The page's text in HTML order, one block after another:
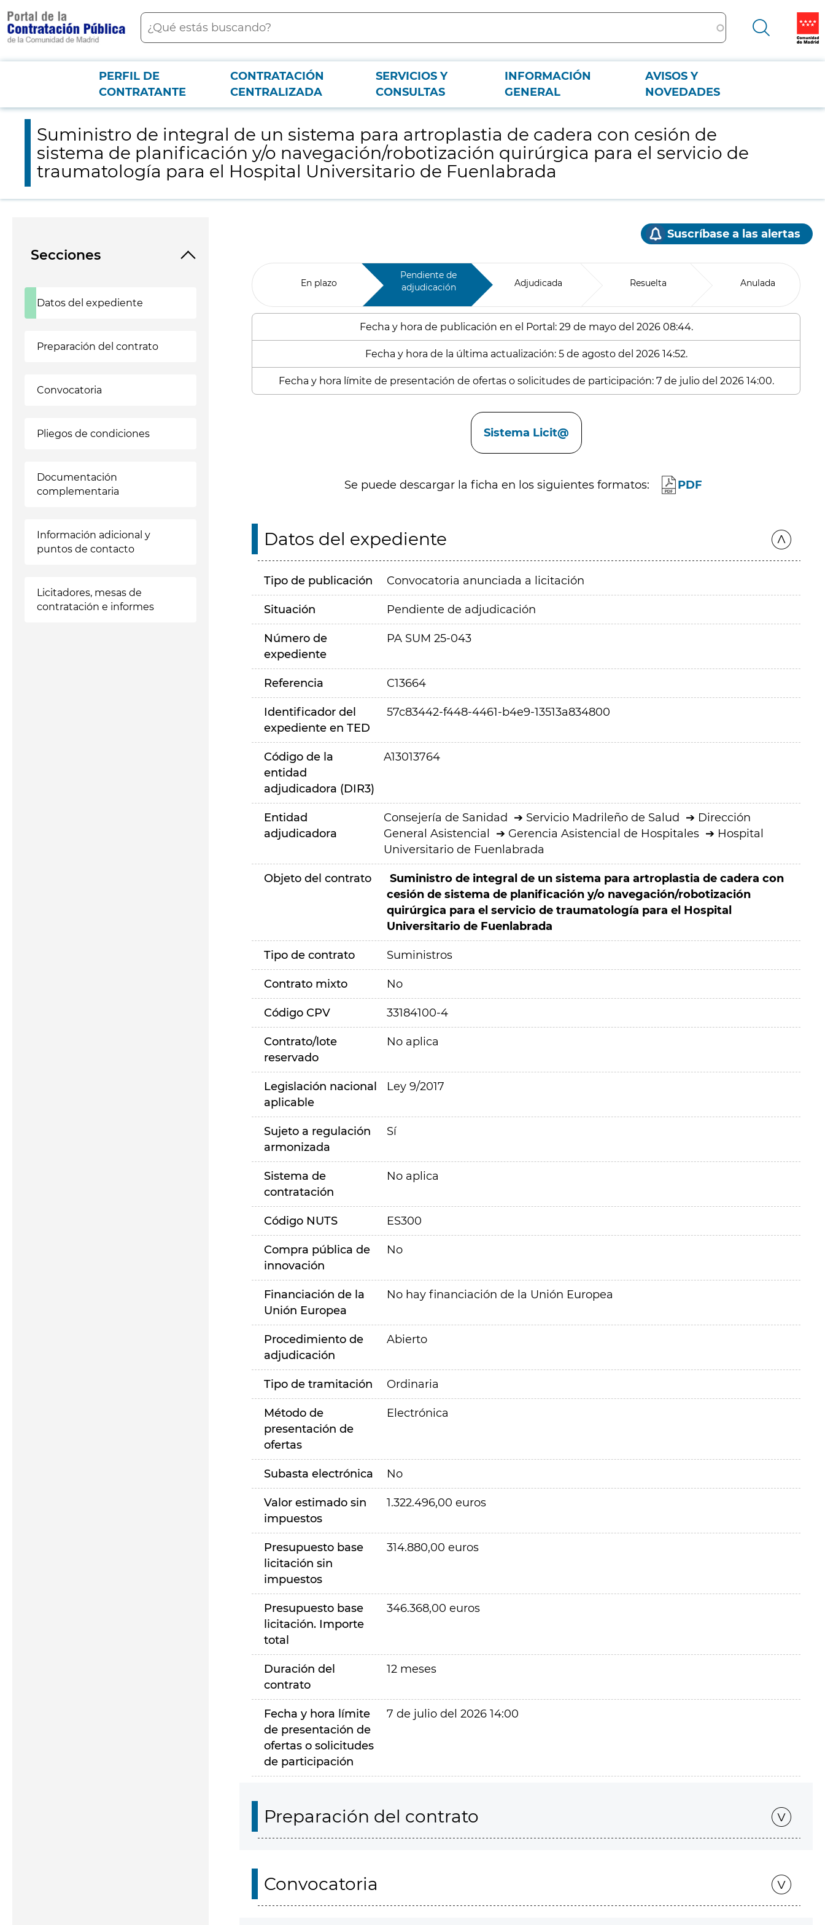
contenido
principal
Buscar
Menú PCON
PERFIL DE
CONTRATANTE
CONTRATACIÓN
CENTRALIZADA
SERVICIOS Y
CONSULTAS
INFORMACIÓN
GENERAL
AVISOS Y
NOVEDADES
Suministro de integral de un sistema para artroplastia de cadera con cesión de sistema de planificación y/o navegación/robotización quirúrgica para el servicio de traumatología para el Hospital Universitario de
Suministro de integral de un sistema para artroplastia de cadera con cesión de
sistema de planificación y/o navegación/robotización quirúrgica para el servicio de
traumatología para el Hospital Universitario de Fuenlabrada
Secciones
Datos del expediente
Preparación del contrato
Convocatoria
Pliegos de condiciones
Documentación
complementaria
Información adicional y
puntos de contacto
Licitadores, mesas de
contratación e informes
Suscríbase a las alertas
En plazo
Pendiente de
adjudicación
Adjudicada Resuelta Anulada
Fecha y hora de publicación en el Portal: 29 de mayo del 2026 08:44.
Fecha y hora de la última actualización: 5 de agosto del 2026 14:52.
Fecha y hora límite de presentación de ofertas o solicitudes de participación: 7 de julio del 2026 14:00.
Sistema Licit@
Se puede descargar la ficha en los siguientes formatos: PDF
Datos del expediente
Tipo de publicación Convocatoria anunciada a licitación
Situación Pendiente de adjudicación
Número de
expediente
PA SUM 25-043
Referencia C13664
Identificador del
expediente en TED
57c83442-f448-4461-b4e9-13513a834800
Código de la
entidad
adjudicadora (DIR3)
A13013764
Entidad
adjudicadora
Consejería de Sanidad Servicio Madrileño de Salud
Dirección
General Asistencial
Gerencia Asistencial de Hospitales
Hospital
Universitario de Fuenlabrada
Objeto del contrato
Suministro de integral de un sistema para artroplastia de cadera con
cesión de sistema de planificación y/o navegación/robotización
quirúrgica para el servicio de traumatología para el Hospital
Universitario de Fuenlabrada
Tipo de contrato Suministros
Contrato mixto No
Código CPV 33184100-4
Contrato/lote
reservado
No aplica
Legislación nacional
aplicable
Ley 9/2017
Sujeto a regulación
armonizada
Sí
Sistema de
contratación
No aplica
Código NUTS ES300
Compra pública de
innovación
No
Financiación de la
Unión Europea
No hay financiación de la Unión Europea
Procedimiento de
adjudicación
Abierto
Tipo de tramitación Ordinaria
Método de
presentación de
ofertas
Electrónica
Subasta electrónica No
Valor estimado sin
impuestos
1.322.496,00 euros
Presupuesto base
licitación sin
impuestos
314.880,00 euros
Presupuesto base
licitación. Importe
total
346.368,00 euros
Duración del
contrato
12 meses
Fecha y hora límite
de presentación de
ofertas o solicitudes
de participación
7 de julio del 2026 14:00
Preparación del contrato
Convocatoria